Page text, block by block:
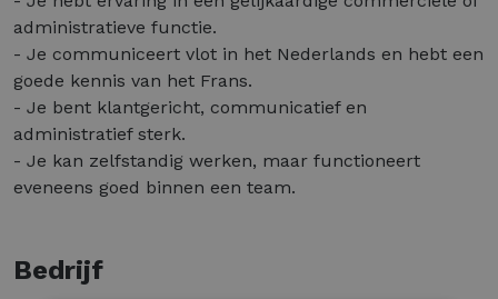
administratieve functie.
- Je communiceert vlot in het Nederlands en hebt een
goede kennis van het Frans.
- Je bent klantgericht, communicatief en
administratief sterk.
- Je kan zelfstandig werken, maar functioneert
eveneens goed binnen een team.
Bedrijf